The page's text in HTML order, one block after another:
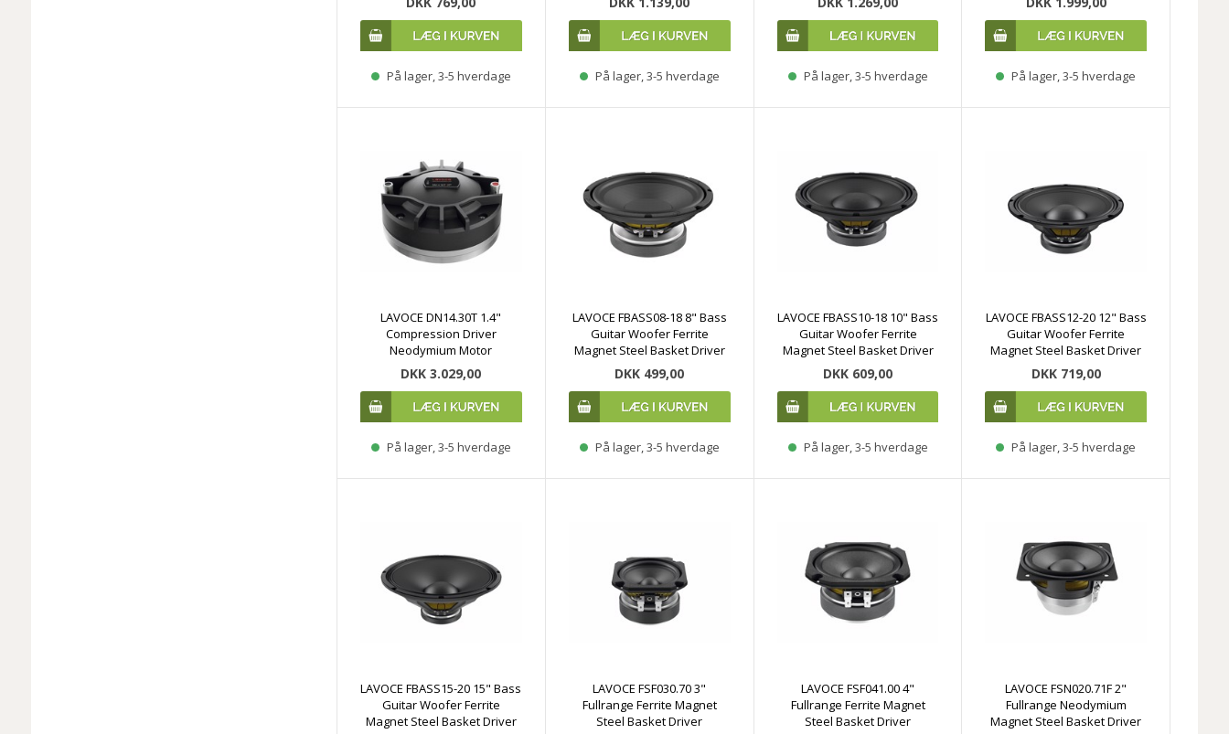
På lager, 3-5 hverdage På lager, 3-5 hverdage På lager, 3-5 hverdage På lager, 3-5 hverdage
LAVOCE DN14.30T 1.4"
Compression Driver
Neodymium Motor
DKK 3.029,00
På lager, 3-5 hverdage
LAVOCE FBASS08-18 8" Bass
Guitar Woofer Ferrite
Magnet Steel Basket Driver
DKK 499,00
På lager, 3-5 hverdage
LAVOCE FBASS10-18 10" Bass
Guitar Woofer Ferrite
Magnet Steel Basket Driver
DKK 609,00
På lager, 3-5 hverdage
LAVOCE FBASS12-20 12" Bass
Guitar Woofer Ferrite
Magnet Steel Basket Driver
DKK 719,00
På lager, 3-5 hverdage
LAVOCE FBASS15-20 15" Bass
Guitar Woofer Ferrite
Magnet Steel Basket Driver
LAVOCE FSF030.70 3"
Fullrange Ferrite Magnet
Steel Basket Driver
LAVOCE FSF041.00 4"
Fullrange Ferrite Magnet
Steel Basket Driver
LAVOCE FSN020.71F 2"
Fullrange Neodymium
Magnet Steel Basket Driver